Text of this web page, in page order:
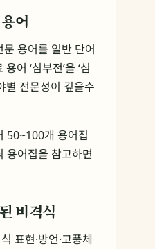
어
문 용어를 일반 단어
어 ‘심부전’을 ‘심
별 전문성이 깊을수
50~100개 용어집
용어집을 참고하면
비격식
표현·방언·고풍체